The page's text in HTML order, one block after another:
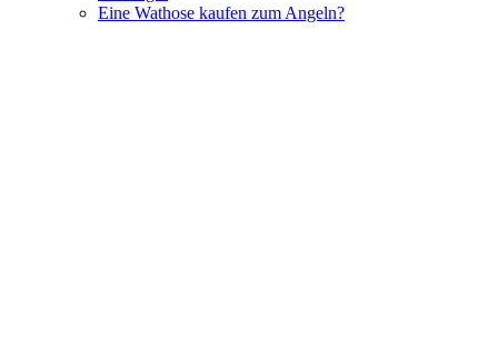
Eine Wathose kaufen zum Angeln?